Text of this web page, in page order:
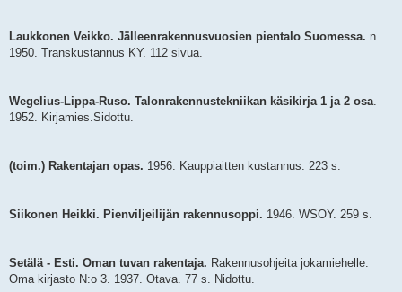
Laukkonen Veikko. Jälleenrakennusvuosien pientalo Suomessa. n.
1950. Transkustannus KY. 112 sivua.
Wegelius-Lippa-Ruso. Talonrakennustekniikan käsikirja 1 ja 2 osa.
1952. Kirjamies.Sidottu.
(toim.) Rakentajan opas. 1956. Kauppiaitten kustannus. 223 s.
Siikonen Heikki. Pienviljeilijän rakennusoppi. 1946. WSOY. 259 s.
Setälä - Esti. Oman tuvan rakentaja. Rakennusohjeita jokamiehelle.
Oma kirjasto N:o 3. 1937. Otava. 77 s. Nidottu.